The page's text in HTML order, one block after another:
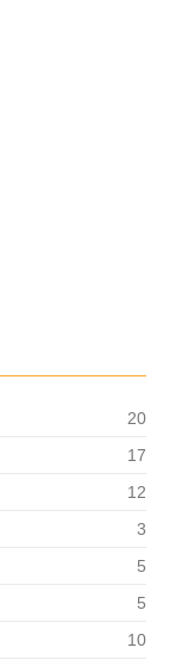
20
17
12
3
5
5
10